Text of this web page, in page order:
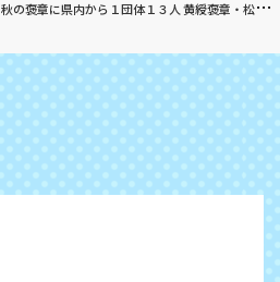
秋の褒章に県内から１団体１３人 黄綬褒章・松尾政敏さん「茶業の現状をもっと素晴らしいものに」